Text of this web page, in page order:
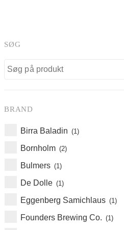
SØG
BRAND
Birra Baladin (1)
Bornholm (2)
Bulmers (1)
De Dolle (1)
Eggenberg Samichlaus (1)
Founders Brewing Co. (1)